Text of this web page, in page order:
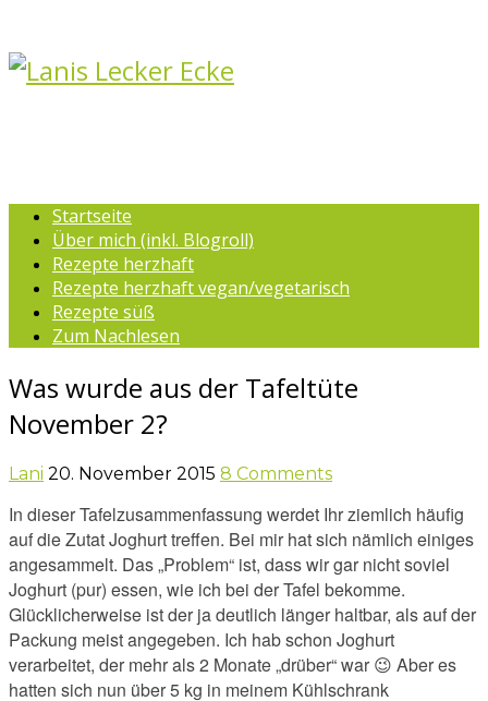
Startseite
Über mich (inkl. Blogroll)
Rezepte herzhaft
Rezepte herzhaft vegan/vegetarisch
Rezepte süß
Zum Nachlesen
Was wurde aus der Tafeltüte
November 2?
Lani 20. November 2015 8 Comments
In dieser Tafelzusammenfassung werdet Ihr ziemlich häufig
auf die Zutat Joghurt treffen. Bei mir hat sich nämlich einiges
angesammelt. Das „Problem“ ist, dass wir gar nicht soviel
Joghurt (pur) essen, wie ich bei der Tafel bekomme.
Glücklicherweise ist der ja deutlich länger haltbar, als auf der
Packung meist angegeben. Ich hab schon Joghurt
verarbeitet, der mehr als 2 Monate „drüber“ war 😉 Aber es
hatten sich nun über 5 kg in meinem Kühlschrank